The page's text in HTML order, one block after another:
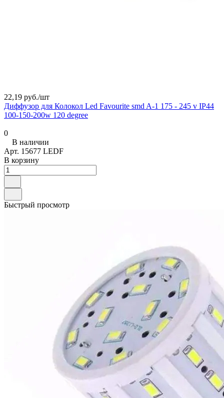
22,19 руб./шт
Диффузор для Колокол Led Favourite smd A-1 175 - 245 v IP44
100-150-200w 120 degree
0
В наличии
Арт. 15677 LEDF
В корзину
Быстрый просмотр